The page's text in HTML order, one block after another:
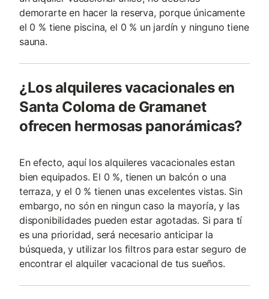
demorarte en hacer la reserva, porque únicamente
el 0 % tiene piscina, el 0 % un jardín y ninguno tiene
sauna.
¿Los alquileres vacacionales en
Santa Coloma de Gramanet
ofrecen hermosas panorámicas?
En efecto, aquí los alquileres vacacionales estan
bien equipados. El 0 %, tienen un balcón o una
terraza, y el 0 % tienen unas excelentes vistas. Sin
embargo, no són en ningun caso la mayoría, y las
disponibilidades pueden estar agotadas. Si para tí
es una prioridad, será necesario anticipar la
búsqueda, y utilizar los filtros para estar seguro de
encontrar el alquiler vacacional de tus sueños.